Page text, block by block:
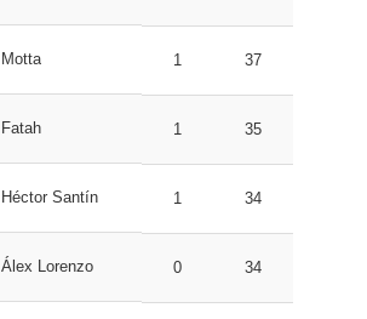
Motta 1 37
Fatah 1 35
Héctor Santín 1 34
Álex Lorenzo 0 34